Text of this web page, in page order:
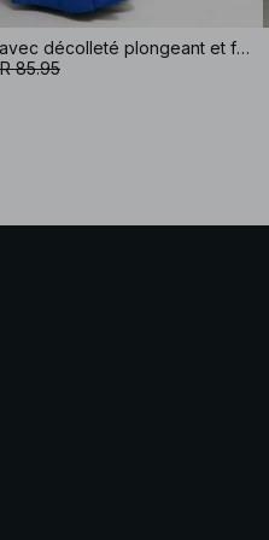
Robe longue avec décolleté plongeant et foulard
85.95